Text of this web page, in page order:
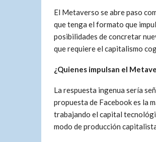
El Metaverso se abre paso
que tenga el formato que
posibilidades de concretar
que requiere el capitalismo
¿Quienes impulsan el
La respuesta ingenua sería
propuesta de Facebook es la
trabajando el capital
modo de producción